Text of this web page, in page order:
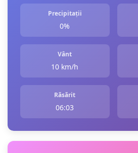
Precipitații
0%
Vânt
10 km/h
Răsărit
06:03